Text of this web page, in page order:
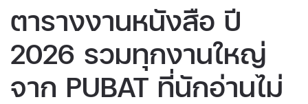
ตารางงานหนังสือ ปี
2026 รวมทุกงานใหญ่
จาก PUBAT ที่นักอ่านไม่